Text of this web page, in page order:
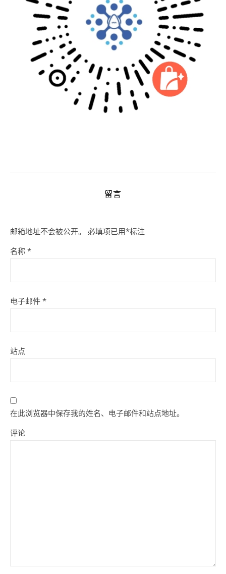
留言
邮箱地址不会被公开。 必填项已用*标注
名称 *
电子邮件 *
站点
在此浏览器中保存我的姓名、电子邮件和站点地址。
评论